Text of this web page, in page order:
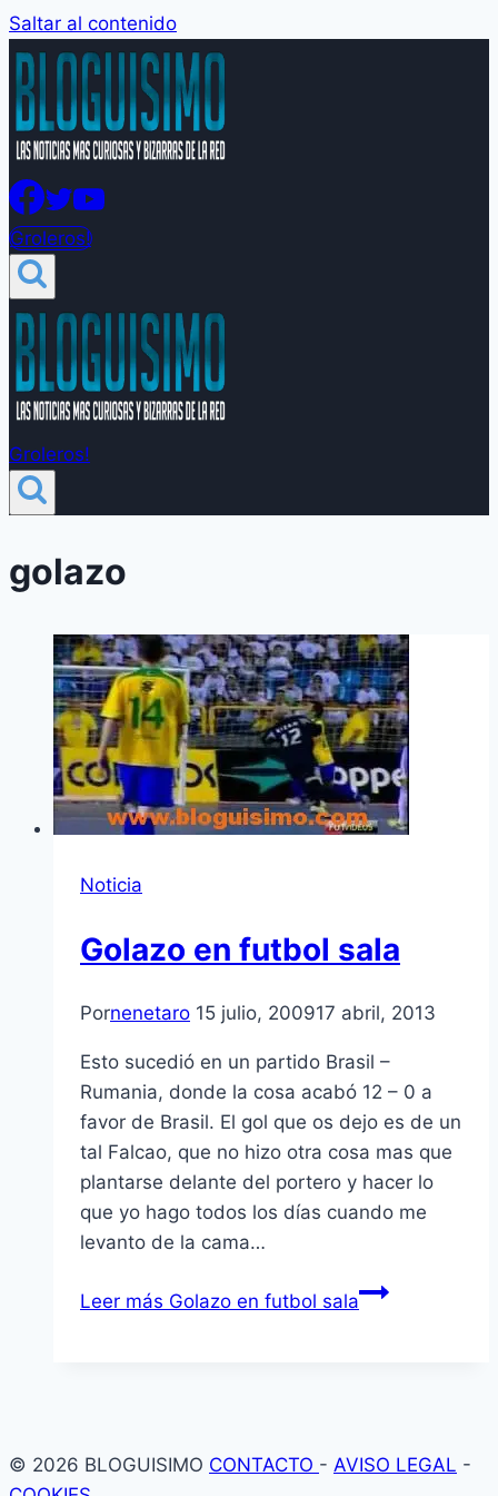
Saltar al contenido
Groleros!
Groleros!
golazo
Noticia
Golazo en futbol sala
Pornenetaro 15 julio, 200917 abril, 2013
Esto sucedió en un partido Brasil –
Rumania, donde la cosa acabó 12 – 0 a
favor de Brasil. El gol que os dejo es de un
tal Falcao, que no hizo otra cosa mas que
plantarse delante del portero y hacer lo
que yo hago todos los dí­as cuando me
levanto de la cama…
Leer más Golazo en futbol sala
© 2026 BLOGUISIMO CONTACTO - AVISO LEGAL -